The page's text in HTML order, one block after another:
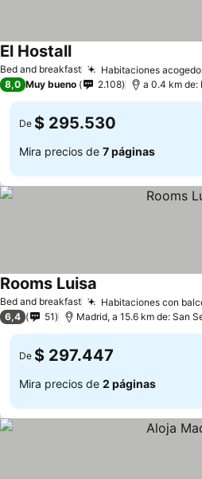
Bed and breakfast Habitaciones
El HostallVer precios
8,0 Muy bueno 2.108 a 0.4 km de:
De $ 295.530
Mira precios de 7 páginas
Bed and breakfast Habitaciones con
Rooms Luisa
6,4 51 Madrid, a 15.6 km de: San
De $ 297.447
Mira precios de 2 páginas